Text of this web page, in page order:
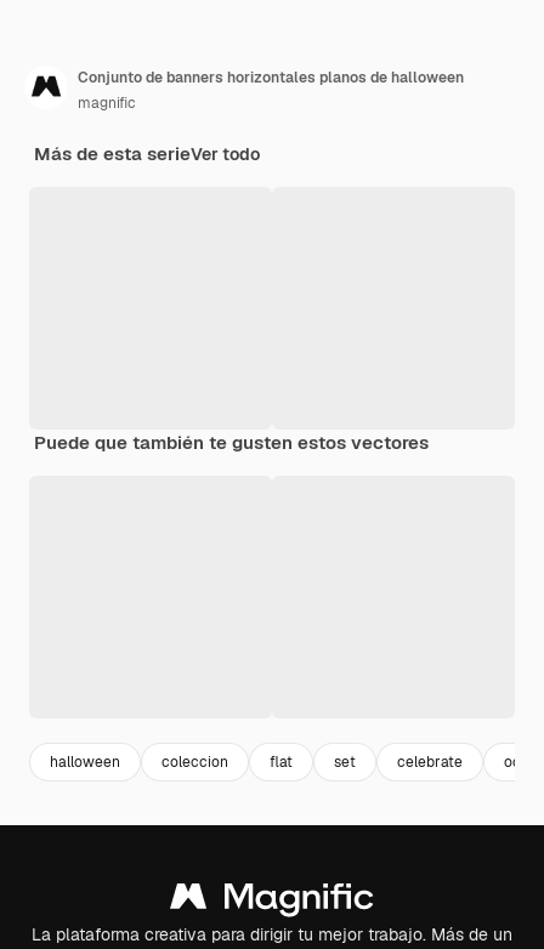
Conjunto de banners horizontales planos de halloween
magnific
Más de esta serieVer todo
Puede que también te gusten estos vectores
halloween coleccion flat set celebrate
La plataforma creativa para dirigir tu mejor trabajo. Más de un